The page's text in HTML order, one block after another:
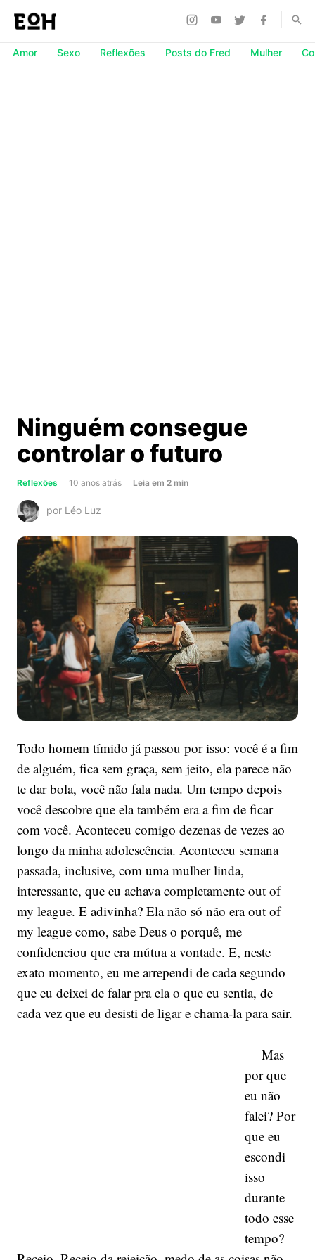
Amor Sexo Reflexões Posts do Fred Mulher
Ninguém consegue
controlar o futuro
Reflexões 10 anos atrás Leia about
o
futuro
em 2 min
por Léo Luz
Todo homem tímido já passou por isso: você é a fim
de alguém, fica sem graça, sem jeito, ela parece não
te dar bola, você não fala nada. Um tempo depois
você descobre que ela também era a fim de ficar
com você. Aconteceu comigo dezenas de vezes ao
longo da minha adolescência. Aconteceu semana
passada, inclusive, com uma mulher linda,
interessante, que eu achava completamente out of
my league. E adivinha? Ela não só não era out of
my league como, sabe Deus o porquê, me
confidenciou que era mútua a vontade. E, neste
exato momento, eu me arrependi de cada segundo
que eu deixei de falar pra ela o que eu sentia, de
cada vez que eu desisti de ligar e chama-la para sair.
Mas
por que
eu não
falei? Por
que eu
escondi
isso
durante
todo esse
tempo?